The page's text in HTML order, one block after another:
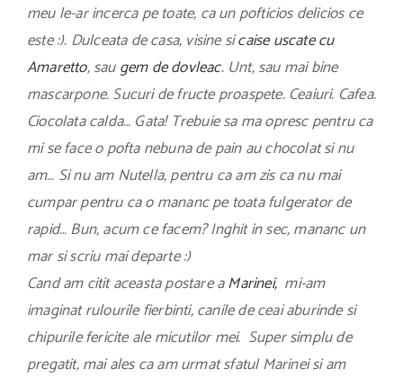
meu le-ar incerca pe toate, ca un pofticios delicios ce
este :). Dulceata de casa, visine sicaise uscate cu
Amaretto, saugem de dovleac. Unt, sau mai bine
mascarpone. Sucuri de fructe proaspete. Ceaiuri. Cafea.
Ciocolata calda… Gata! Trebuie sa ma opresc pentru ca
mi se face o pofta nebuna de pain au chocolat si nu
am… Si nu am Nutella, pentru ca am zis ca nu mai
cumpar pentru ca o mananc pe toata fulgerator de
rapid… Bun, acum ce facem? Inghit in sec, mananc un
mar si scriu mai departe :)
Cand am citit aceasta postare aMarinei, mi-am
imaginat rulourile fierbinti, canile de ceai aburinde si
chipurile fericite ale micutilor mei. Super simplu de
pregatit, mai ales ca am urmat sfatul Marinei si am